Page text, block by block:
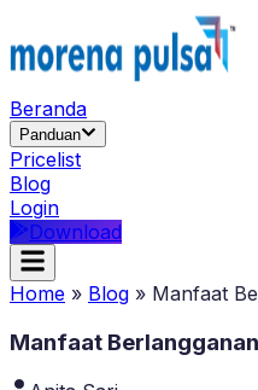
Beranda
Panduan
Pricelist
Blog
Login
Download
Home » Blog » Manfaat
Manfaat Berlangganan